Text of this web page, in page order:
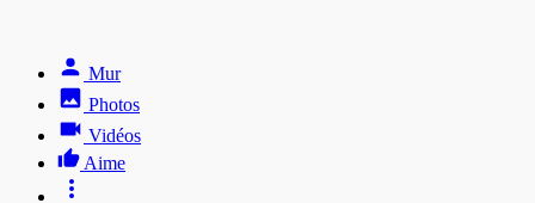
Mur
Photos
Vidéos
Aime